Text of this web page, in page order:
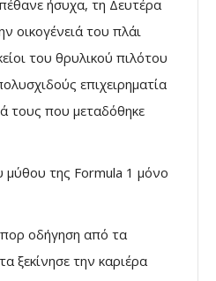
ήσυχα, τη Δευτέρα
οικογένειά του πλάι
του θρυλικού πιλότου
επιχειρηματία
τους που μεταδόθηκε
μύθου της Formula 1 μόνο
οδήγηση από τα
ξεκίνησε την καριέρα